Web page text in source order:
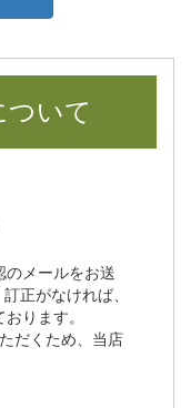
ついて
のメールをお送
正がなければ、
ります。
だくため、当店